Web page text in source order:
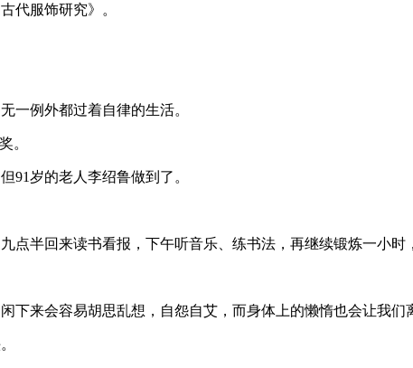
代服饰研究》。
一例外都过着自律的生活。
。
91岁的老人李绍鲁做到了。
点半回来读书看报，下午听音乐、练书法，再继续锻炼一小时
下来会容易胡思乱想，自怨自艾，而身体上的懒惰也会让我们